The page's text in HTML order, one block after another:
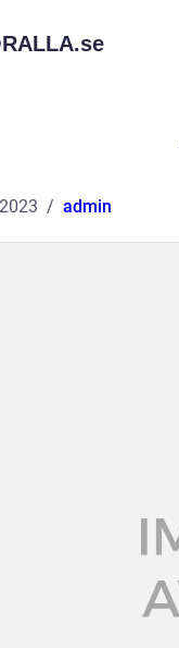
se
admin